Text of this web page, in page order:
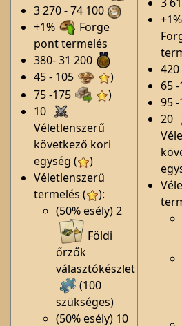
3 270 - 74 100
+1%
Forge
pont termelés
380- 31 200
45 - 105
)
75 -175
)
10
Véletlenszerű
következő kori
egység (
)
Véletlenszerű
termelés (
):
(50% esély) 2
Földi
őrzők
választókészlet
(100
szükséges)
(50% esély) 10
420
65
95
20